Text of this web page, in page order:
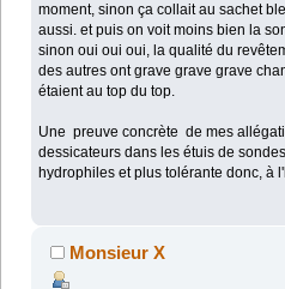
moment, sinon ça collait au sachet
aussi. et puis on voit moins bien la
sinon oui oui oui, la qualité du
des autres ont grave grave grave
étaient au top du top.
Une preuve concrète de mes
dessicateurs dans les étuis de
hydrophiles et plus tolérante donc, à
Monsieur X